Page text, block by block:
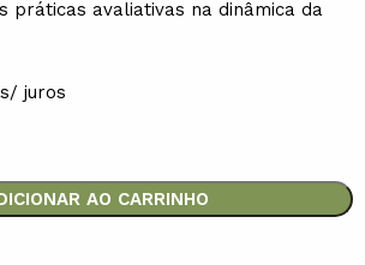
práticas avaliativas na dinâmica da
s/ juros
AO CARRINHO